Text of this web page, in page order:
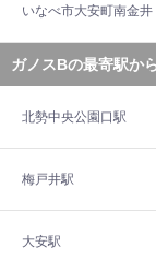
いなべ市大安町南金井
ガノスBの最寄駅か
北勢中央公園口駅
梅戸井駅
大安駅